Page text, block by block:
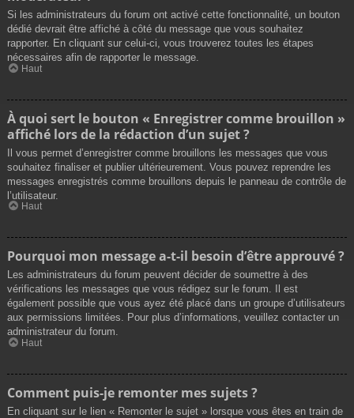
Si les administrateurs du forum ont activé cette fonctionnalité, un bouton
dédié devrait être affiché à côté du message que vous souhaitez
rapporter. En cliquant sur celui-ci, vous trouverez toutes les étapes
nécessaires afin de rapporter le message.
Haut
À quoi sert le bouton « Enregistrer comme brouillon »
affiché lors de la rédaction d’un sujet ?
Il vous permet d’enregistrer comme brouillons les messages que vous
souhaitez finaliser et publier ultérieurement. Vous pouvez reprendre les
messages enregistrés comme brouillons depuis le panneau de contrôle de
l’utilisateur.
Haut
Pourquoi mon message a-t-il besoin d’être approuvé ?
Les administrateurs du forum peuvent décider de soumettre à des
vérifications les messages que vous rédigez sur le forum. Il est
également possible que vous ayez été placé dans un groupe d’utilisateurs
aux permissions limitées. Pour plus d’informations, veuillez contacter un
administrateur du forum.
Haut
Comment puis-je remonter mes sujets ?
En cliquant sur le lien « Remonter le sujet » lorsque vous êtes en train de